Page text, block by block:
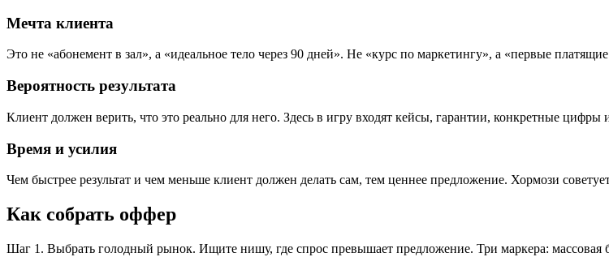
Мечта клиента
Это не «абонемент в зал», а «идеальное тело через 90 дней». Не «курс по маркетингу», а «первые
Вероятность результата
Клиент должен верить, что это реально для него. Здесь в игру входят кейсы, гарантии, конкретные цифры
Время и усилия
Чем быстрее результат и чем меньше клиент должен делать сам, тем ценнее предложение. Хормози
Как собрать оффер
Шаг 1. Выбрать голодный рынок. Ищите нишу, где спрос превышает предложение. Три маркера: массовая